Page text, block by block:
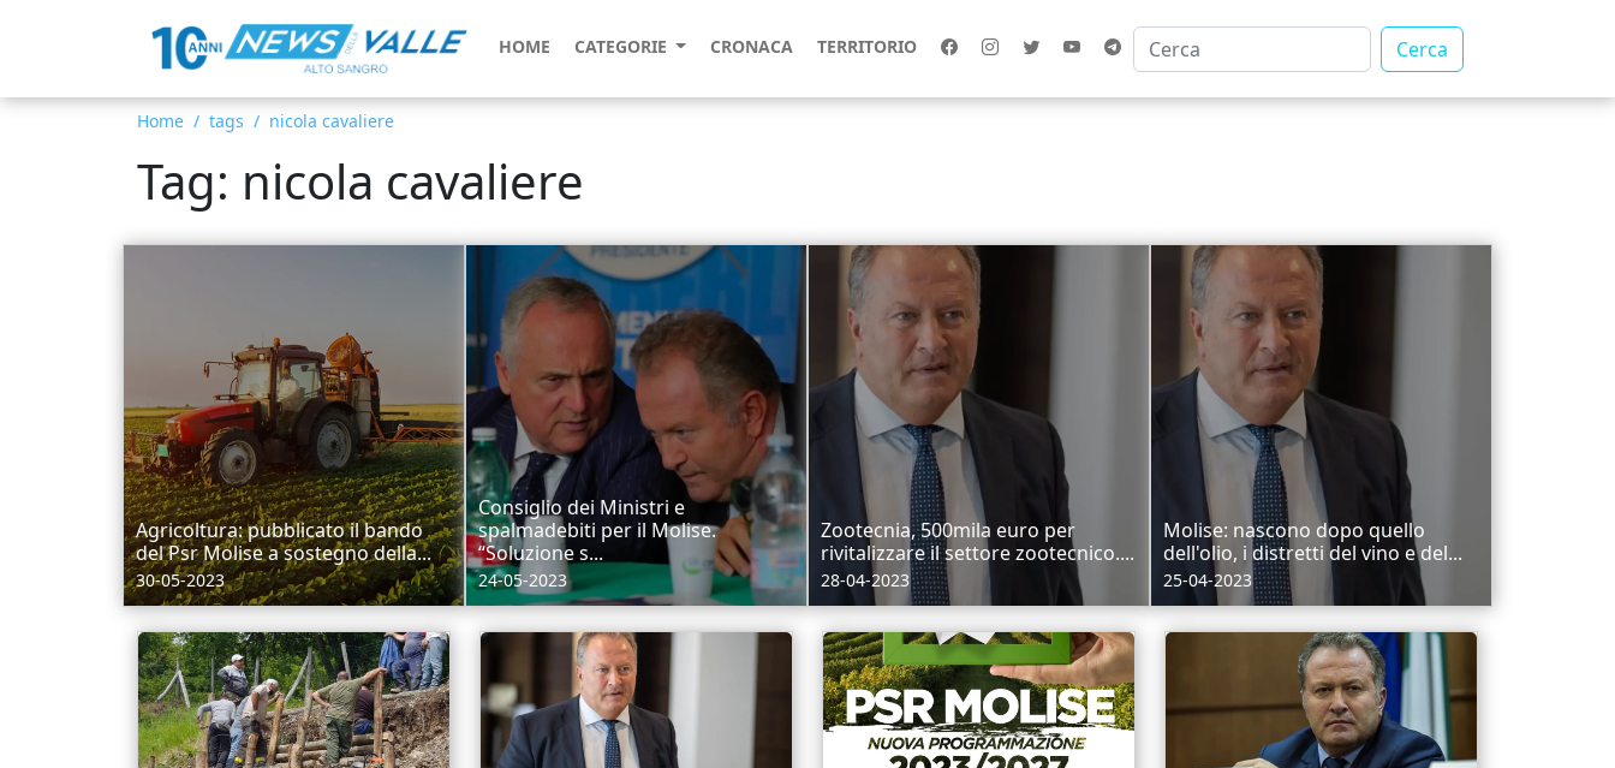
HOME CATEGORIE CRONACA TERRITORIO Cerca
Home tags nicola cavaliere
Tag: nicola cavaliere
Agricoltura: pubblicato il bando
del Psr Molise a sostegno della...
30-05-2023
Consiglio dei Ministri e
spalmadebiti per il Molise.
“Soluzione s...
24-05-2023
Zootecnia, 500mila euro per
rivitalizzare il settore zootecnico....
28-04-2023
Molise: nascono dopo quello
dell'olio, i distretti del vino e del...
25-04-2023